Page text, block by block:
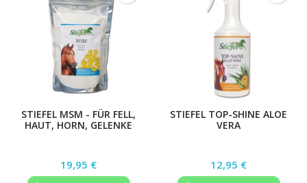
STIEFEL MSM - FÜR FELL,
HAUT, HORN, GELENKE
Preis
19,95 €
STIEFEL TOP-SHINE ALOE
VERA
Preis
12,95 €